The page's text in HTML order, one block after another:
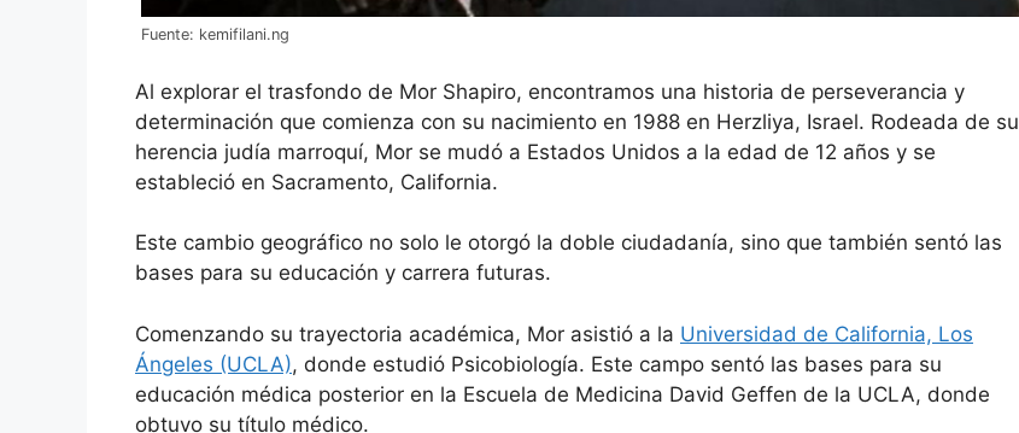
Fuente: kemifilani.ng
Al explorar el trasfondo de Mor Shapiro, encontramos una historia de perseverancia y
determinación que comienza con su nacimiento en 1988 en Herzliya, Israel. Rodeada de su
herencia judía marroquí, Mor se mudó a Estados Unidos a la edad de 12 años y se
estableció en Sacramento, California.
Este cambio geográfico no solo le otorgó la doble ciudadanía, sino que también sentó las
bases para su educación y carrera futuras.
Comenzando su trayectoria académica, Mor asistió a la Universidad de California, Los
Ángeles (UCLA), donde estudió Psicobiología. Este campo sentó las bases para su
educación médica posterior en la Escuela de Medicina David Geffen de la UCLA, donde
obtuvo su título médico.